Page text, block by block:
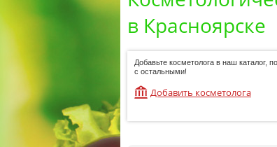
в Красноярске
Добавьте косметолога в наш каталог,
с остальными!
Добавить косметолога